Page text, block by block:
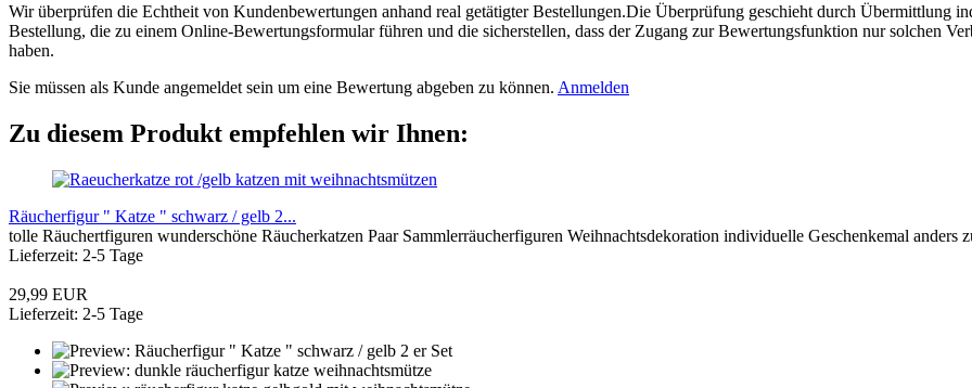
Wir überprüfen die Echtheit von Kundenbewertungen anhand real getätigter Bestellungen.Die Überprüfung geschieht durch Übermittlung
Bestellung, die zu einem Online-Bewertungsformular führen und die sicherstellen, dass der Zugang zur Bewertungsfunktion nur solchen
haben.
Sie müssen als Kunde angemeldet sein um eine Bewertung abgeben zu können. Anmelden
Zu diesem Produkt empfehlen wir Ihnen:
Räucherfigur " Katze " schwarz / gelb 2...
tolle Räuchertfiguren wunderschöne Räucherkatzen Paar Sammlerräucherfiguren Weihnachtsdekoration individuelle Geschenkemal anders
Lieferzeit: 2-5 Tage
29,99 EUR
Lieferzeit: 2-5 Tage